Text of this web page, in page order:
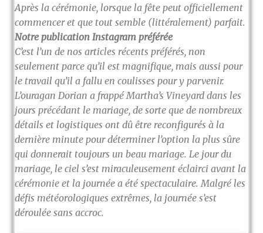
Après la cérémonie, lorsque la fête peut officiellement
commencer et que tout semble (littéralement) parfait.
Notre publication Instagram préférée
C’est l’un de nos articles récents préférés, non
seulement parce qu’il est magnifique, mais aussi pour
le travail qu’il a fallu en coulisses pour y parvenir.
L’ouragan Dorian a frappé Martha’s Vineyard dans les
jours précédant le mariage, de sorte que de nombreux
détails et logistiques ont dû être reconfigurés à la
dernière minute pour déterminer l’option la plus sûre
qui donnerait toujours un beau mariage. Le jour du
mariage, le ciel s’est miraculeusement éclairci avant la
cérémonie et la journée a été spectaculaire. Malgré les
défis météorologiques extrêmes, la journée s’est
déroulée sans accroc.